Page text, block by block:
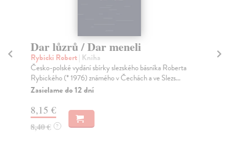
Dar lůzrů / Dar meneli
Rybicki Robert| Kniha
Česko-polské vydání sbírky slezského básníka Roberta
Rybického (* 1976) známého v Čechách a ve Slezs...
Zasielame do 12 dní
8,15 €
8,40 € ?